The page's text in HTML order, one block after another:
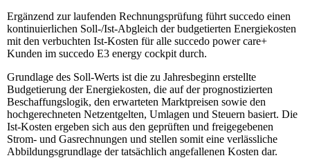
Ergänzend zur laufenden Rechnungsprüfung führt succedo einen
kontinuierlichen Soll-/Ist-Abgleich der budgetierten Energiekosten
mit den verbuchten Ist-Kosten für alle succedo power care+
Kunden im succedo E3 energy cockpit durch.
Grundlage des Soll-Werts ist die zu Jahresbeginn erstellte
Budgetierung der Energiekosten, die auf der prognostizierten
Beschaffungslogik, den erwarteten Marktpreisen sowie den
hochgerechneten Netzentgelten, Umlagen und Steuern basiert. Die
Ist-Kosten ergeben sich aus den geprüften und freigegebenen
Strom- und Gasrechnungen und stellen somit eine verlässliche
Abbildungsgrundlage der tatsächlich angefallenen Kosten dar.